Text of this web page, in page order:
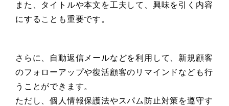
また、タイトルや本文を工夫して、興味を引く内容
にすることも重要です。
さらに、自動返信メールなどを利用して、新規顧客
のフォローアップや復活顧客のリマインドなども行
うことができます。
ただし、個人情報保護法やスパム防止対策を遵守す